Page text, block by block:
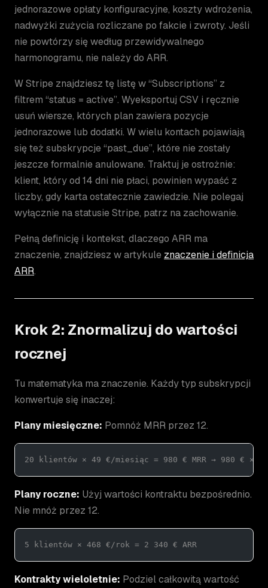
jednorazowe opłaty konfiguracyjne, koszty wdrożenia,
nadwyżki zużycia rozliczane po fakcie i zwroty. Jeśli
nie powtórzy się według przewidywalnego
harmonogramu, nie należy do ARR.
W Stripe znajdziesz tę listę w “Subscriptions” z
filtrem “status = active”. Wyeksportuj CSV i ręcznie
usuń wiersze, których plan zawiera pozycje
jednorazowe lub dodatki. W wielu kontach pojawiają
się też subskrypcje “past_due”, które nie zostały
jeszcze formalnie anulowane. Traktuj je ostrożnie:
klient, który od 14 dni nie płaci, powinien wypaść z
liczby, gdy karta ostatecznie zawiedzie. Nie polegaj
wyłącznie na statusie Stripe, patrz na zachowanie.
Pełną definicję i kontekst, dlaczego ARR ma
znaczenie, znajdziesz w artykule znaczenie i definicja
ARR.
Krok 2: Znormalizuj do wartości
rocznej
Tu matematyka ma znaczenie. Każdy typ subskrypcji
konwertuje się inaczej:
Plany miesięczne: Pomnóż MRR przez 12.
20 klientów × 49 €/miesiąc = 980 € MRR → 980 € ×
Plany roczne: Użyj wartości kontraktu bezpośrednio.
Nie mnóż przez 12.
5 klientów × 468 €/rok = 2 340 € ARR
Kontrakty wieloletnie: Podziel całkowitą wartość